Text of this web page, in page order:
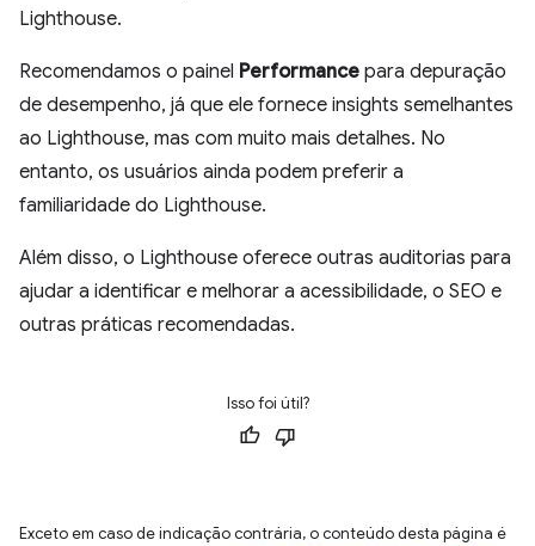
Lighthouse.
Recomendamos o painel Performance para depuração
de desempenho, já que ele fornece insights semelhantes
ao Lighthouse, mas com muito mais detalhes. No
entanto, os usuários ainda podem preferir a
familiaridade do Lighthouse.
Além disso, o Lighthouse oferece outras auditorias para
ajudar a identificar e melhorar a acessibilidade, o SEO e
outras práticas recomendadas.
Isso foi útil?
Exceto em caso de indicação contrária, o conteúdo desta página é